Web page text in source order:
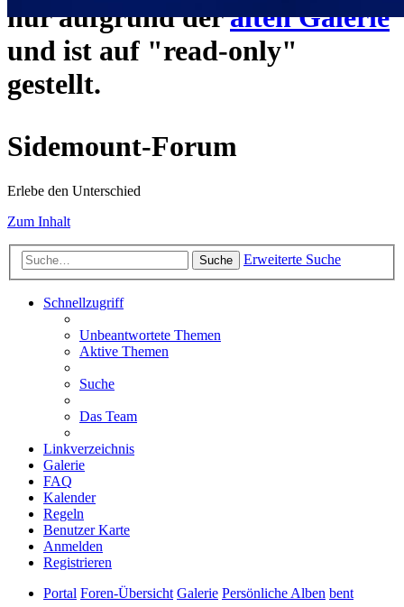
nur aufgrund deralten Galerie
und ist auf "read-only"
gestellt.
Sidemount-Forum
Erlebe den Unterschied
Zum Inhalt
Suche Erweiterte Suche
Schnellzugriff
Unbeantwortete Themen
Aktive Themen
Suche
Das Team
Linkverzeichnis
Galerie
FAQ
Kalender
Regeln
Benutzer Karte
Anmelden
Registrieren
Portal Foren-Übersicht Galerie Persönliche Alben bent